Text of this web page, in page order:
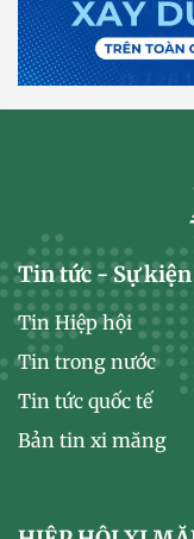
Tin tức - Sự kiện
Tin Hiệp hội
Tin trong nước
Tin tức quốc tế
Bản tin xi măng